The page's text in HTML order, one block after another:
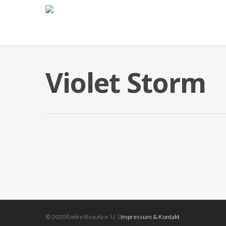
Violet Storm
© 2020 Entire Beauty e. U. | Impressum & Kontakt